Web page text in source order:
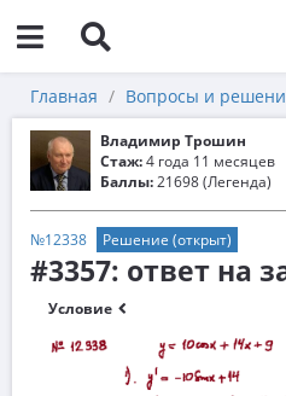
Главная Вопросы и
Владимир Трошин
Стаж:4 года 11 месяцев
Баллы:21698 (Легенда)
№12338 Решение (открыт)
#3357: ответ на
Условие